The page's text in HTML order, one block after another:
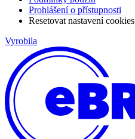
Prohlášení o přístupnosti
Resetovat nastavení cookies
Vyrobila